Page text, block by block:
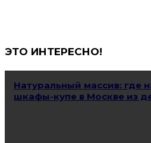
ЭТО ИНТЕРЕСНО!
Натуральный массив: где
шкафы-купе в Москве из